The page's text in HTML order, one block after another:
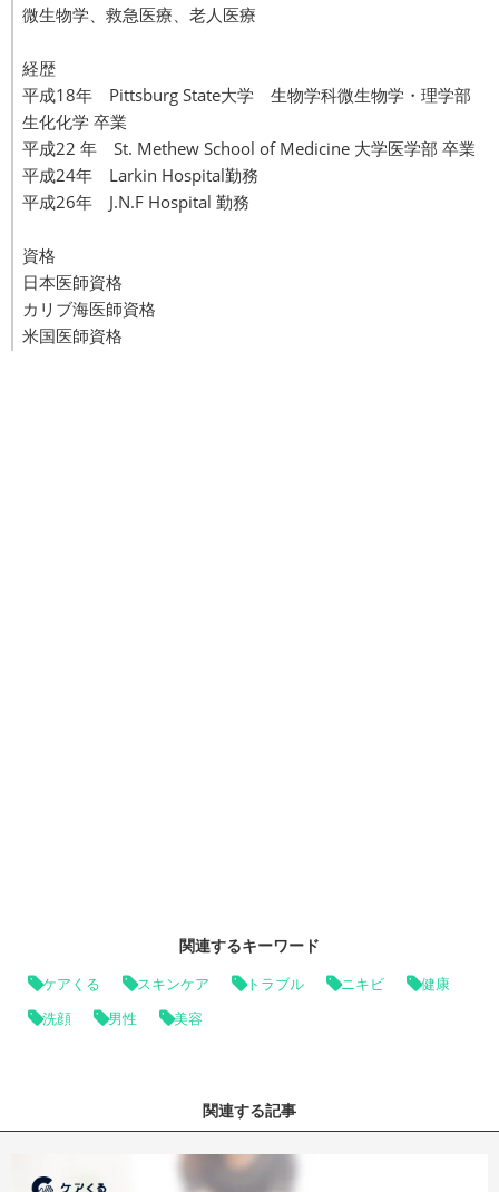
微生物学、救急医療、老人医療
経歴
平成18年 Pittsburg State大学 生物学科微生物学・理学部
生化化学 卒業
平成22 年 St. Methew School of Medicine 大学医学部 卒業
平成24年 Larkin Hospital勤務
平成26年 J.N.F Hospital 勤務
資格
日本医師資格
カリブ海医師資格
米国医師資格
関連するキーワード
ケアくる スキンケア トラブル ニキビ 健康
洗顔 男性 美容
関連する記事